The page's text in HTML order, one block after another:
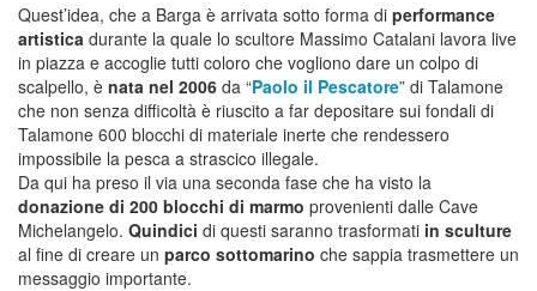
Quest’idea, che a Barga è arrivata sotto forma di performance
artistica durante la quale lo scultore Massimo Catalani lavora live
in piazza e accoglie tutti coloro che vogliono dare un colpo di
scalpello, è nata nel 2006 da “Paolo il Pescatore” di Talamone
che non senza difficoltà è riuscito a far depositare sui fondali di
Talamone 600 blocchi di materiale inerte che rendessero
impossibile la pesca a strascico illegale.
Da qui ha preso il via una seconda fase che ha visto la
donazione di 200 blocchi di marmo provenienti dalle Cave
Michelangelo. Quindici di questi saranno trasformati in sculture
al fine di creare un parco sottomarino che sappia trasmettere un
messaggio importante.